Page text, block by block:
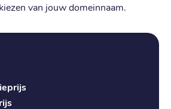
van jouw domeinnaam.